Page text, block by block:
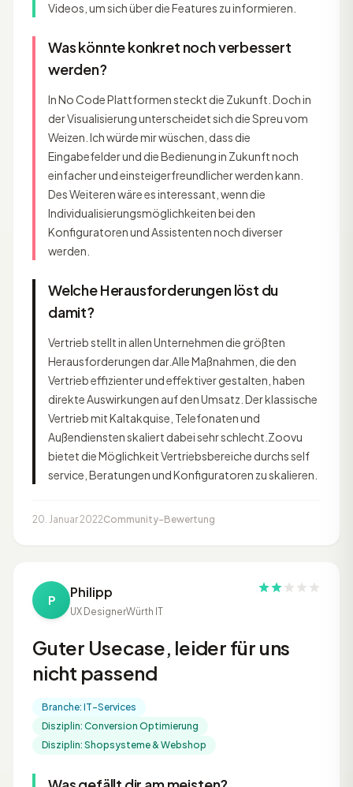
Videos, um sich über die Features zu informieren.
Was könnte konkret noch verbessert
werden?
In No Code Plattformen steckt die Zukunft. Doch in
der Visualisierung unterscheidet sich die Spreu vom
Weizen. Ich würde mir wüschen, dass die
Eingabefelder und die Bedienung in Zukunft noch
einfacher und einsteigerfreundlicher werden kann.
Des Weiteren wäre es interessant, wenn die
Individualisierungsmöglichkeiten bei den
Konfiguratoren und Assistenten noch diverser
werden.
Welche Herausforderungen löst du
damit?
Vertrieb stellt in allen Unternehmen die größten
Herausforderungen dar.Alle Maßnahmen, die den
Vertrieb effizienter und effektiver gestalten, haben
direkte Auswirkungen auf den Umsatz. Der klassische
Vertrieb mit Kaltakquise, Telefonaten und
Außendiensten skaliert dabei sehr schlecht.Zoovu
bietet die Möglichkeit Vertriebsbereiche durchs self
service, Beratungen und Konfiguratoren zu skalieren.
20. Januar 2022Community-Bewertung
P Philipp
UX DesignerWürth IT
Guter Usecase, leider für uns
nicht passend
Branche: IT-Services
Disziplin: Conversion Optimierung
Disziplin: Shopsysteme & Webshop